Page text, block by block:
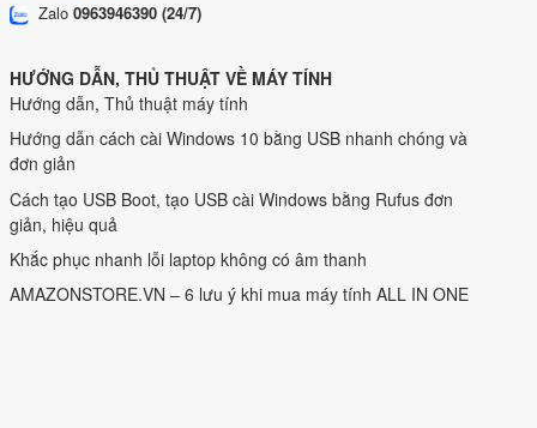
Zalo 0963946390 (24/7)
HƯỚNG DẪN, THỦ THUẬT VỀ MÁY TÍNH
Hướng dẫn, Thủ thuật máy tính
Hướng dẫn cách cài Windows 10 bằng USB nhanh chóng và
đơn giản
Cách tạo USB Boot, tạo USB cài Windows bằng Rufus đơn
giản, hiệu quả
Khắc phục nhanh lỗi laptop không có âm thanh
AMAZONSTORE.VN – 6 lưu ý khi mua máy tính ALL IN ONE